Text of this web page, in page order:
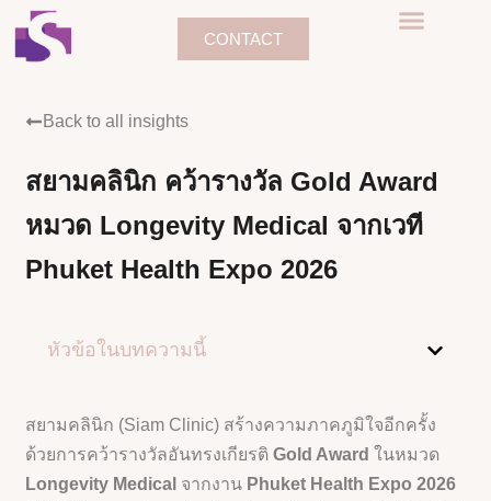
CONTACT
Back to all insights
สยามคลินิก คว้ารางวัล Gold Award
หมวด Longevity Medical จากเวที
Phuket Health Expo 2026
หัวข้อในบทความนี้
สยามคลินิก (Siam Clinic) สร้างความภาคภูมิใจอีกครั้ง
ด้วยการคว้ารางวัลอันทรงเกียรติGold Award ในหมวด
Longevity Medical จากงาน Phuket Health Expo 2026